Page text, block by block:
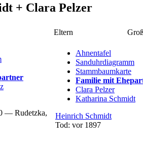
+ Clara Pelzer
— Rudetzka,
Eltern
Ahnentafel
Sanduhrdiagramm
Stammbaumkarte
Familie mit
Clara Pelzer
Katharina Schmidt
Heinrich Schmidt
Tod: vor 1897